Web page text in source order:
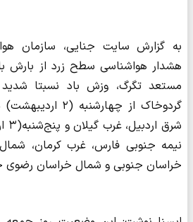
به گزارش سایت جنایی، سازمان
هشدار هواشناسی سطح زرد از بارش
مستعد تگرگ، وزش باد نسبتا
گردوخاک از
نیمه جنوبی فارس، غرب کرمان،
خراسان جنوبی و شمال خراسان رضوی